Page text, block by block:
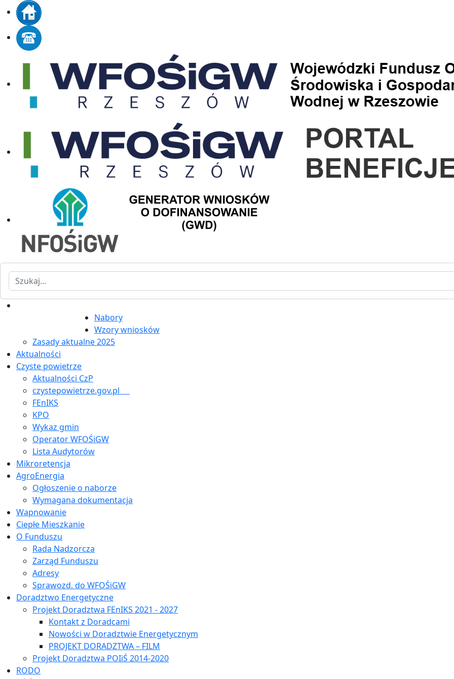
Szukaj
Nabory
Wzory wniosków
Zasady aktualne 2025
Aktualności
Czyste powietrze
Aktualności CzP
czystepowietrze.gov.pl
FEnIKS
KPO
Wykaz gmin
Operator WFOŚiGW
Lista Audytorów
Mikroretencja
AgroEnergia
Ogłoszenie o naborze
Wymagana dokumentacja
Wapnowanie
Ciepłe Mieszkanie
O Funduszu
Rada Nadzorcza
Zarząd Funduszu
Adresy
Sprawozd. do WFOŚiGW
Doradztwo Energetyczne
Projekt Doradztwa FEnIKS 2021 - 2027
Kontakt z Doradcami
Nowości w Doradztwie Energetycznym
PROJEKT DORADZTWA – FILM
Projekt Doradztwa POIiŚ 2014-2020
RODO